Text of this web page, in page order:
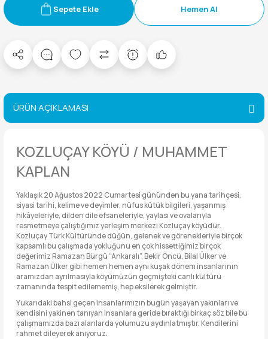
Sepete Ekle Hemen Al
ÜRÜN AÇIKLAMASI
KOZLUÇAY KÖYÜ / MUHAMMET
KAPLAN
Yaklaşık 20 Ağustos 2022 Cumartesi gününden bu yana tarihçesi,
siyasi tarihi, kelime ve deyimler, nüfus kütük bilgileri, yaşanmış
hikâyeleriyle, dilden dile efsaneleriyle, yaylası ve ovalarıyla
resmetmeye çalıştığımız yerleşim merkezi Kozluçay köyüdür.
Kozluçay Türk Kültüründe düğün, gelenek ve görenekleriyle birçok
kapsamlı bu çalışmada yokluğunu en çok hissettiğimiz birçok
değerimiz Ramazan Bürgü “Ankaralı”, Bekir Öncü, Bilal Ülker ve
Ramazan Ülker gibi hemen hemen aynı kuşak dönem insanlarının
aramızdan ayrılmasıyla köyümüzün geçmişteki canlı kültürü
zamanında tespit edilememiş, hep eksilerek gelmiştir.
Yukarıdaki bahsi geçen insanlarımızın bugün yaşayan yakınları ve
kendisini yakinen tanıyan insanlara geride bıraktığı birkaç söz bile bu
çalışmamızda bazı alanlarda yolumuzu aydınlatmıştır. Kendilerini
rahmet dileyerek anıyoruz.